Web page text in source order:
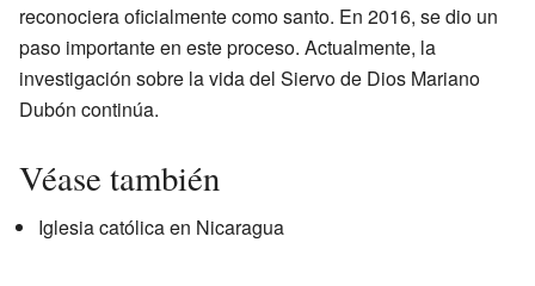
reconociera oficialmente como santo. En 2016, se dio un
paso importante en este proceso. Actualmente, la
investigación sobre la vida del Siervo de Dios Mariano
Dubón continúa.
Véase también
Iglesia católica en Nicaragua